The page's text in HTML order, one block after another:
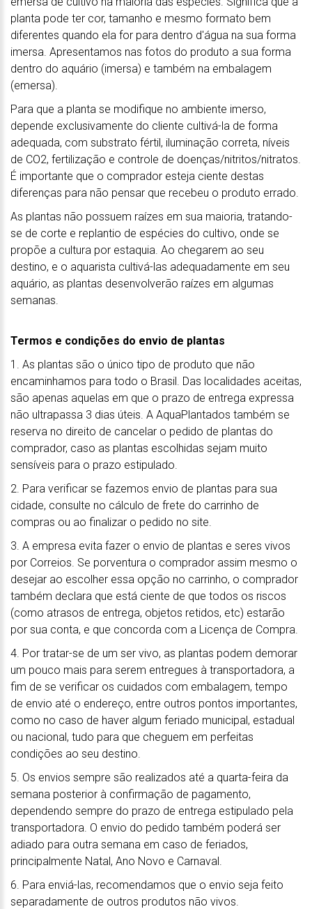
planta pode ter cor, tamanho e mesmo formato bem
diferentes quando ela for para dentro d'água na sua forma
imersa. Apresentamos nas fotos do produto a sua forma
dentro do aquário (imersa) e também na embalagem
(emersa).
Para que a planta se modifique no ambiente imerso,
depende exclusivamente do cliente cultivá-la de forma
adequada, com substrato fértil, iluminação correta, níveis
de CO2, fertilização e controle de doenças/nitritos/nitratos.
É importante que o comprador esteja ciente destas
diferenças para não pensar que recebeu o produto errado.
As plantas não possuem raízes em sua maioria, tratando-
se de corte e replantio de espécies do cultivo, onde se
propõe a cultura por estaquia. Ao chegarem ao seu
destino, e o aquarista cultivá-las adequadamente em seu
aquário, as plantas desenvolverão raízes em algumas
semanas.
Termos e condições do envio de plantas
1. As plantas são o único tipo de produto que não
encaminhamos para todo o Brasil. Das localidades aceitas,
são apenas aquelas em que o prazo de entrega expressa
não ultrapassa 3 dias úteis. A AquaPlantados também se
reserva no direito de cancelar o pedido de plantas do
comprador, caso as plantas escolhidas sejam muito
sensíveis para o prazo estipulado.
2. Para verificar se fazemos envio de plantas para sua
cidade, consulte no cálculo de frete do carrinho de
compras ou ao finalizar o pedido no site.
3. A empresa evita fazer o envio de plantas e seres vivos
por Correios. Se porventura o comprador assim mesmo o
desejar ao escolher essa opção no carrinho, o comprador
também declara que está ciente de que todos os riscos
(como atrasos de entrega, objetos retidos, etc) estarão
por sua conta, e que concorda com a Licença de Compra.
4. Por tratar-se de um ser vivo, as plantas podem demorar
um pouco mais para serem entregues à transportadora, a
fim de se verificar os cuidados com embalagem, tempo
de envio até o endereço, entre outros pontos importantes,
como no caso de haver algum feriado municipal, estadual
ou nacional, tudo para que cheguem em perfeitas
condições ao seu destino.
5. Os envios sempre são realizados até a quarta-feira da
semana posterior à confirmação de pagamento,
dependendo sempre do prazo de entrega estipulado pela
transportadora. O envio do pedido também poderá ser
adiado para outra semana em caso de feriados,
principalmente Natal, Ano Novo e Carnaval.
6. Para enviá-las, recomendamos que o envio seja feito
separadamente de outros produtos não vivos.